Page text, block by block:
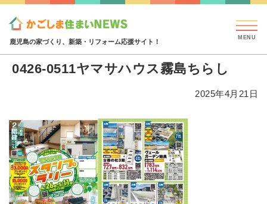
鹿児島の家づくり、新築・リフォーム応援サイト！
0426-0511ヤマサハウス霧島ちらし
2025年4月21日